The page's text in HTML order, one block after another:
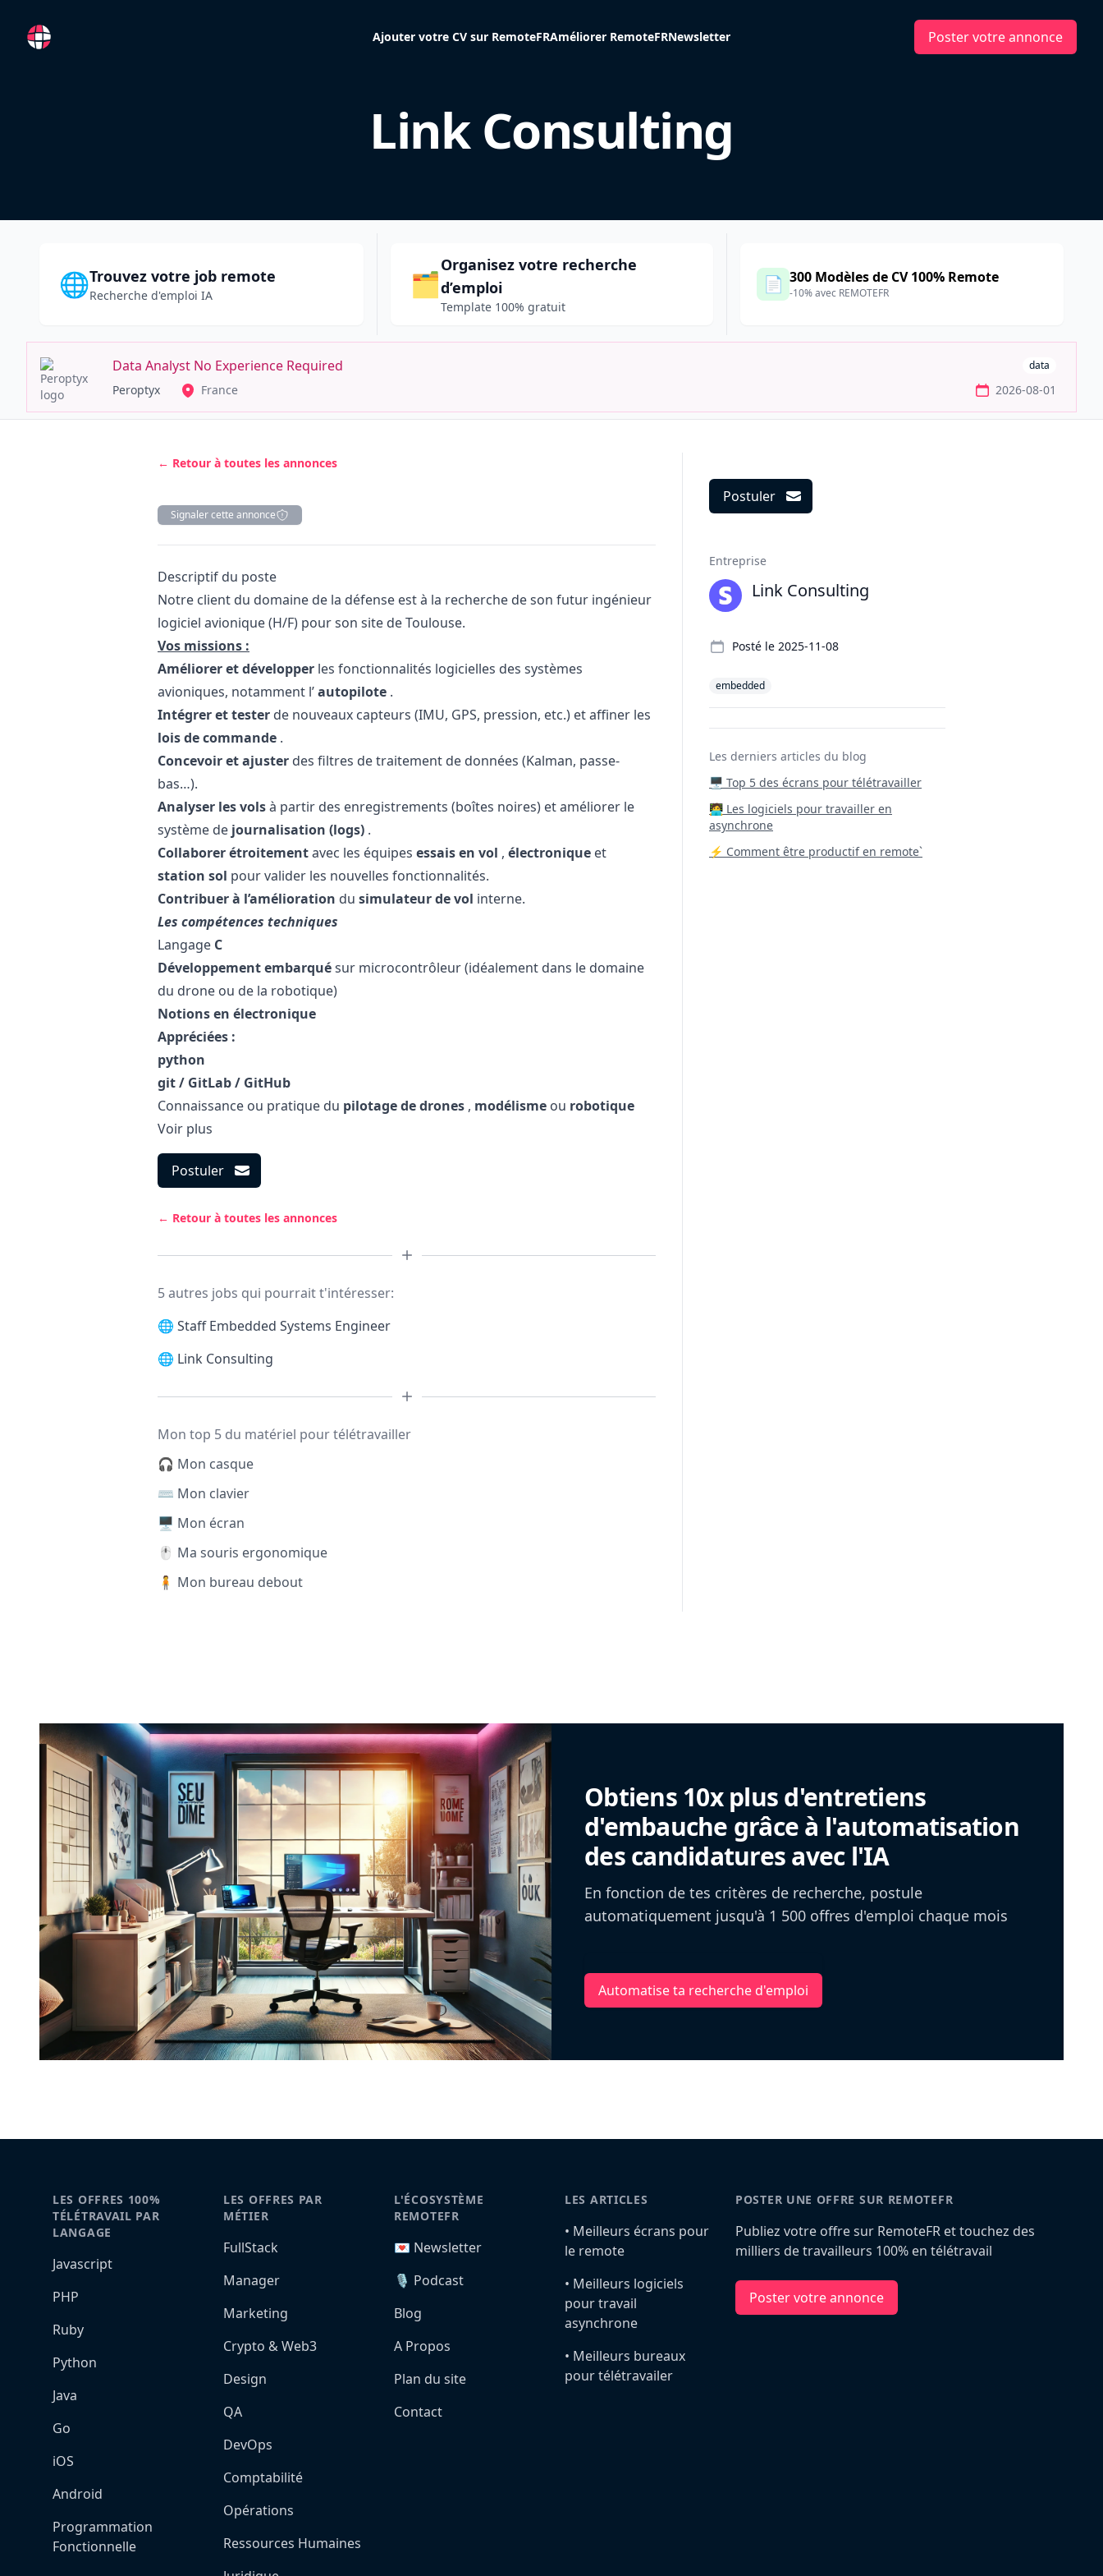
RemoteFR Ajouter votre CV sur RemoteFRAméliorer RemoteFRNewsletter Poster votre annonce
Link Consulting
🌐Trouvez votre job remote
Recherche d'emploi IA 🗂️
Organisez votre recherche
d’emploi
Template 100% gratuit
📄 300 Modèles de CV 100% Remote
-10% avec REMOTEFR
Data Analyst No Experience Required data
Peroptyx France 2026-08-01
← Retour à toutes les annonces
Signaler cette annonce
Description
Descriptif du poste
Notre client du domaine de la défense est à la recherche de son futur ingénieur
logiciel avionique (H/F) pour son site de Toulouse.
Vos missions :
Améliorer et développer les fonctionnalités logicielles des systèmes
avioniques, notamment l’autopilote .
Intégrer et tester de nouveaux capteurs (IMU, GPS, pression, etc.) et affiner les
lois de commande .
Concevoir et ajuster des filtres de traitement de données (Kalman, passe-
bas…).
Analyser les volsà partir des enregistrements (boîtes noires) et améliorer le
système de journalisation (logs) .
Collaborer étroitementavec les équipes essais en vol , électronique et
station sol pour valider les nouvelles fonctionnalités.
Contribuer à l’amélioration du simulateur de vol interne.
Les compétences techniques
Langage C
Développement embarquésur microcontrôleur (idéalement dans le domaine
du drone ou de la robotique)
Notions en électronique
Appréciées :
python
git / GitLab / GitHub
Connaissance ou pratique du pilotage de drones , modélisme ou robotique
Voir plus
Postuler
← Retour à toutes les annonces
5 autres jobs qui pourrait t'intéresser:
🌐 Staff Embedded Systems Engineer
🌐 Link Consulting
Mon top 5 du matériel pour télétravailler
🎧 Mon casque
⌨️ Mon clavier
🖥️ Mon écran
🖱️ Ma souris ergonomique
🧍 Mon bureau debout
Postuler
Entreprise
Link Consulting
Posté le 2025-11-08
embedded
Les derniers articles du blog
🖥️ Top 5 des écrans pour télétravailler
‍🧑‍💻 Les logiciels pour travailler en
asynchrone
⚡ Comment être productif en remote`
Obtiens 10x plus d'entretiens
d'embauche grâce à l'automatisation
des candidatures avec l'IA
En fonction de tes critères de recherche, postule
automatiquement jusqu'à 1 500 offres d'emploi chaque mois
Automatise ta recherche d'emploi
LES OFFRES 100%
TÉLÉTRAVAIL PAR
LANGAGE
Javascript
PHP
Ruby
Python
Java
Go
iOS
Android
Programmation
Fonctionnelle
LES OFFRES PAR
MÉTIER
FullStack
Manager
Marketing
Crypto & Web3
Design
QA
DevOps
Comptabilité
Opérations
Ressources Humaines
L'ÉCOSYSTÈME
REMOTEFR
💌 Newsletter
🎙️ Podcast
Blog
A Propos
Plan du site
Contact
LES ARTICLES
•️ Meilleurs écrans pour
le remote
•️ Meilleurs logiciels
pour travail
asynchrone
•️ Meilleurs bureaux
pour télétravailer
POSTER UNE OFFRE SUR REMOTEFR
Publiez votre offre sur RemoteFR et touchez des
milliers de travailleurs 100% en télétravail
Poster votre annonce